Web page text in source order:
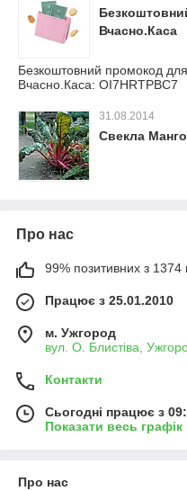
Вчасно.Каса
Безкоштовний промокод
Вчасно.Каса: OI7HRTPBC7
31.08.2014
Свекла
Про нас
99% позитивних з 1374
Працює з 25.01.2010
м. Ужгород
вул. О. Блистіва,
Контакти
Сьогодні працює з
Показати весь
Про нас